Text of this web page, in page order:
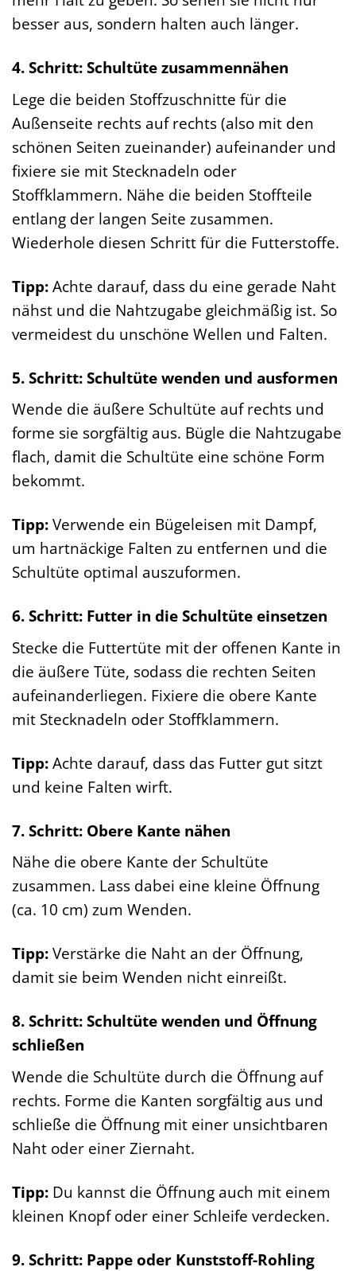
besser aus, sondern halten auch länger.
4. Schritt: Schultüte zusammennähen
Lege die beiden Stoffzuschnitte für die
Außenseite rechts auf rechts (also mit den
schönen Seiten zueinander) aufeinander und
fixiere sie mit Stecknadeln oder
Stoffklammern. Nähe die beiden Stoffteile
entlang der langen Seite zusammen.
Wiederhole diesen Schritt für die Futterstoffe.
Tipp:Achte darauf, dass du eine gerade Naht
nähst und die Nahtzugabe gleichmäßig ist. So
vermeidest du unschöne Wellen und Falten.
5. Schritt: Schultüte wenden und ausformen
Wende die äußere Schultüte auf rechts und
forme sie sorgfältig aus. Bügle die Nahtzugabe
flach, damit die Schultüte eine schöne Form
bekommt.
Tipp:Verwende ein Bügeleisen mit Dampf,
um hartnäckige Falten zu entfernen und die
Schultüte optimal auszuformen.
6. Schritt: Futter in die Schultüte einsetzen
Stecke die Futtertüte mit der offenen Kante in
die äußere Tüte, sodass die rechten Seiten
aufeinanderliegen. Fixiere die obere Kante
mit Stecknadeln oder Stoffklammern.
Tipp:Achte darauf, dass das Futter gut sitzt
und keine Falten wirft.
7. Schritt: Obere Kante nähen
Nähe die obere Kante der Schultüte
zusammen. Lass dabei eine kleine Öffnung
(ca. 10 cm) zum Wenden.
Tipp:Verstärke die Naht an der Öffnung,
damit sie beim Wenden nicht einreißt.
8. Schritt: Schultüte wenden und Öffnung
schließen
Wende die Schultüte durch die Öffnung auf
rechts. Forme die Kanten sorgfältig aus und
schließe die Öffnung mit einer unsichtbaren
Naht oder einer Ziernaht.
Tipp: Du kannst die Öffnung auch mit einem
kleinen Knopf oder einer Schleife verdecken.
9. Schritt: Pappe oder Kunststoff-Rohling